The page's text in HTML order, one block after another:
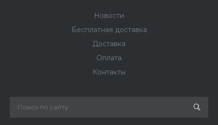
Новости
Бесплатная доставка
Доставка
Оплата
Контакты